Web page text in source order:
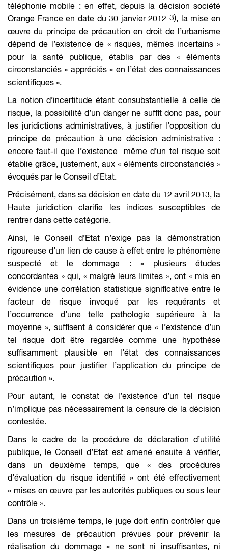
téléphonie mobile : en effet, depuis la décision société
Orange Franceen date du 30 janvier 20123), la mise en
œuvre du principe de précaution en droit de l’urbanisme
dépend de l’existence de « risques, mêmes incertains »
pour la santé publique, établis par des « éléments
circonstanciés » appréciés « en l’état des connaissances
scientifiques ».
La notion d’incertitude étant consubstantielle à celle de
risque, la possibilité d’un danger ne suffit donc pas, pour
les juridictions administratives, à justifier l’opposition du
principe de précaution à une décision administrative :
encore faut-il que l’existencemême d’un tel risque soit
établie grâce, justement, aux « éléments circonstanciés »
évoqués par le Conseil d’Etat.
Précisément, dans sa décision en date du 12 avril 2013, la
Haute juridiction clarifie les indices susceptibles de
rentrer dans cette catégorie.
Ainsi, le Conseil d’Etat n’exige pas la démonstration
rigoureuse d’un lien de cause à effet entre le phénomène
suspecté et le dommage : « plusieurs études
concordantes » qui, « malgré leurs limites », ont « mis en
évidence une corrélation statistique significative entre le
facteur de risque invoqué par les requérants et
l’occurrence d’une telle pathologie supérieure à la
moyenne », suffisent à considérer que «
l’existence d’un
tel risque doit être regardée comme une hypothèse
suffisamment plausible en l’état des connaissances
scientifiques pour justifier l’application du principe de
précaution ».
Pour autant, le constat de l’existence d’un tel risque
n’implique pas nécessairement la censure de la décision
contestée.
Dans le cadre de la procédure de déclaration d’utilité
publique, le Conseil d’Etat est amené ensuite à vérifier,
dans un deuxième temps, que «des procédures
d’évaluation du risque identifié» ont été effectivement
« mises en œuvre par les autorités publiques ou sous leur
contrôle ».
Dans un troisième temps, le juge doit enfin contrôler que
les mesures de précaution prévues pour prévenir la
réalisation du dommage « ne sont ni insuffisantes, ni